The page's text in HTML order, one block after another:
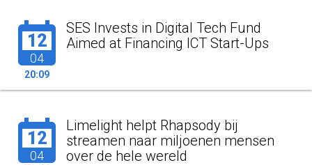
12
04
20:09
SES Invests in Digital Tech Fund
Aimed at Financing ICT Start-Ups
12
04
Limelight helpt Rhapsody bij
streamen naar miljoenen mensen
over de hele wereld